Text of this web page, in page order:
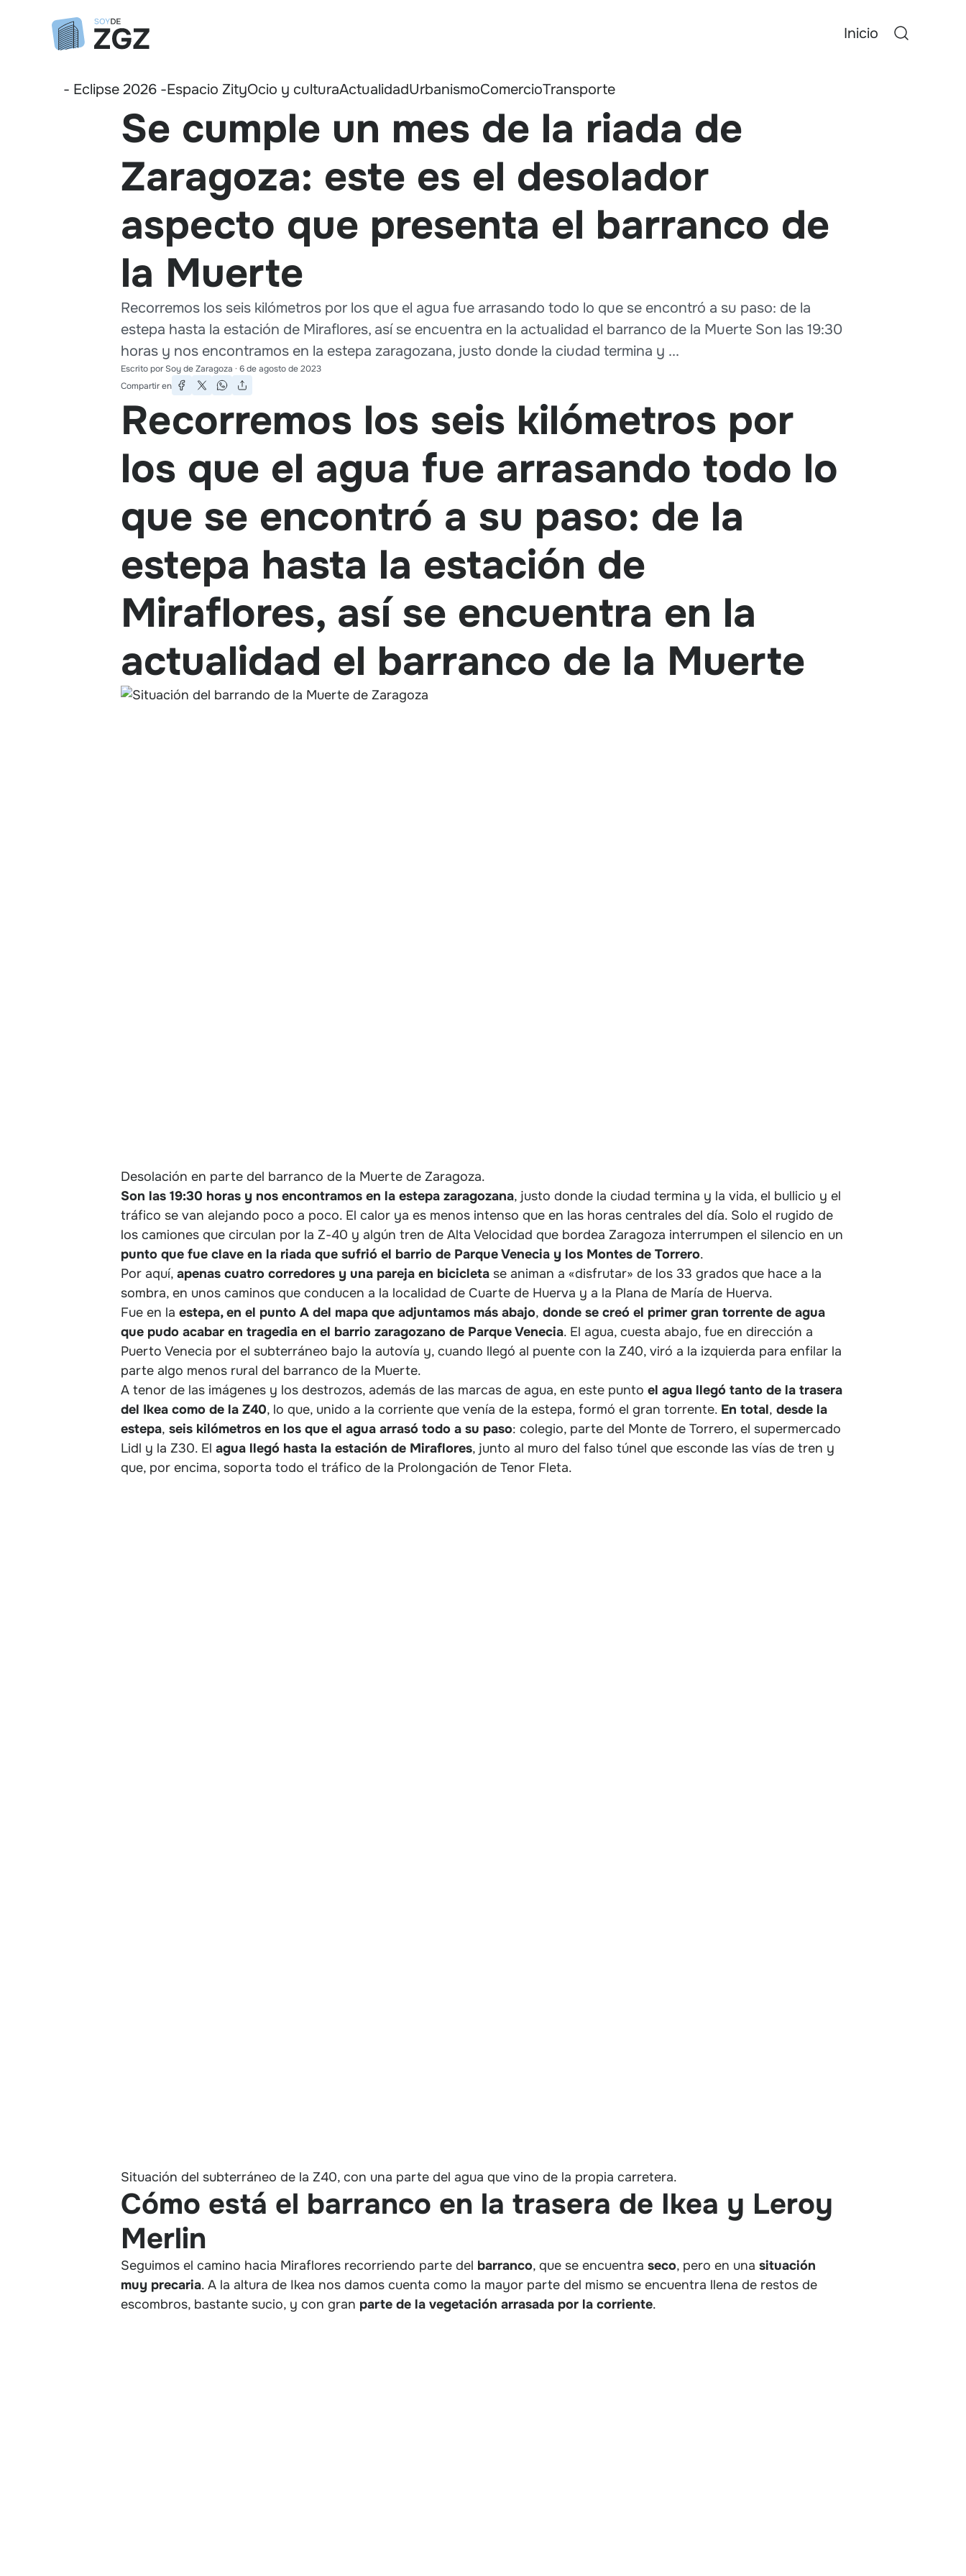
Inicio
- Eclipse 2026 -Espacio ZityOcio y culturaActualidadUrbanismoComercioTransporte
Se cumple un mes de la riada de
Zaragoza: este es el desolador
aspecto que presenta el barranco de
la Muerte
Recorremos los seis kilómetros por los que el agua fue arrasando todo lo que se encontró a su paso: de la
estepa hasta la estación de Miraflores, así se encuentra en la actualidad el barranco de la Muerte Son las 19:30
horas y nos encontramos en la estepa zaragozana, justo donde la ciudad termina y ...
Escrito porSoy de Zaragoza · 6 de agosto de 2023
Compartir en
Recorremos los seis kilómetros por
los que el agua fue arrasando todo lo
que se encontró a su paso: de la
estepa hasta la estación de
Miraflores, así se encuentra en la
actualidad el barranco de la Muerte
Desolación en parte del barranco de la Muerte de Zaragoza.
Son las 19:30 horas y nos encontramos en la estepa zaragozana, justo donde la ciudad termina y la vida, el bullicio y el
tráfico se van alejando poco a poco. El calor ya es menos intenso que en las horas centrales del día. Solo el rugido de
los camiones que circulan por la Z-40 y algún tren de Alta Velocidad que bordea Zaragoza interrumpen el silencio en un
punto que fue clave en la riada que sufrió el barrio de Parque Venecia y los Montes de Torrero.
Por aquí, apenas cuatro corredores y una pareja en bicicleta se animan a «disfrutar» de los 33 grados que hace a la
sombra, en unos caminos que conducen a la localidad de Cuarte de Huerva y a la Plana de María de Huerva.
Fue en la estepa, en el punto A del mapa que adjuntamos más abajo, donde se creó el primer gran torrente de agua
que pudo acabar en tragedia en el barrio zaragozano de Parque Venecia. El agua, cuesta abajo, fue en dirección a
Puerto Venecia por el subterráneo bajo la autovía y, cuando llegó al puente con la Z40, viró a la izquierda para enfilar la
parte algo menos rural del barranco de la Muerte.
A tenor de las imágenes y los destrozos, además de las marcas de agua, en este punto el agua llegó tanto de la trasera
del Ikea como de la Z40, lo que, unido a la corriente que venía de la estepa, formó el gran torrente. En total, desde la
estepa, seis kilómetros en los que el agua arrasó todo a su paso: colegio, parte del Monte de Torrero, el supermercado
Lidl y la Z30. El agua llegó hasta la estación de Miraflores, junto al muro del falso túnel que esconde las vías de tren y
que, por encima, soporta todo el tráfico de la Prolongación de Tenor Fleta.
Situación del subterráneo de la Z40, con una parte del agua que vino de la propia carretera.
Cómo está el barranco en la trasera de Ikea y Leroy
Merlin
Seguimos el camino hacia Miraflores recorriendo parte del barranco, que se encuentra seco, pero en una situación
muy precaria. A la altura de Ikea nos damos cuenta como la mayor parte del mismo se encuentra llena de restos de
escombros, bastante sucio, y con gran parte de la vegetación arrasada por la corriente.